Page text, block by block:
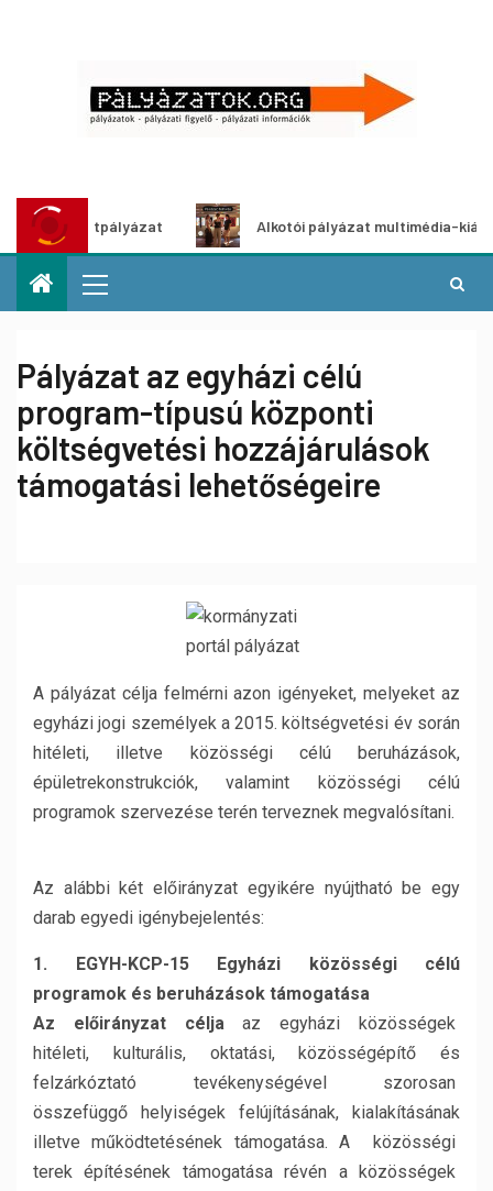
Alkotói pályázat multimédia-kiállításhoz
Pályázat az egyházi célú
program-típusú központi
költségvetési hozzájárulások
támogatási lehetőségeire
A pályázat célja felmérni azon igényeket, melyeket az
egyházi jogi személyek a 2015. költségvetési év során
hitéleti, illetve közösségi célú beruházások,
épületrekonstrukciók, valamint közösségi célú
programok szervezése terén terveznek megvalósítani.
Az alábbi két előirányzat egyikére nyújtható be egy
darab egyedi igénybejelentés:
1. EGYH-KCP-15 Egyházi közösségi célú
programok és beruházások támogatása
Az előirányzat célja
az egyházi közösségek
hitéleti, kulturális, oktatási, közösségépítő és
felzárkóztató tevékenységével szorosan
összefüggő helyiségek felújításának, kialakításának
illetve működtetésének támogatása. A közösségi
terek építésének támogatása révén a közösségek